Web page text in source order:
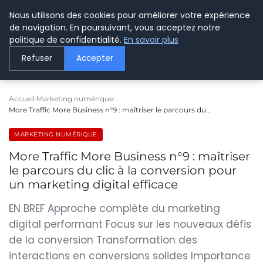
LE WEBMARKETING
Accueil Marketing numérique
More Traffic More Business n°9 : maîtriser le parcours du…
MARKETING NUMÉRIQUE
More Traffic More Business n°9 : maîtriser
le parcours du clic à la conversion pour
un marketing digital efficace
EN BREF Approche complète du marketing
digital performant Focus sur les nouveaux défis
de la conversion Transformation des
interactions en conversions solides Importance
Nous utilisons des cookies pour améliorer votre expérience
de navigation. En poursuivant, vous acceptez notre
politique de confidentialité. En savoir plus
Refuser Accepter